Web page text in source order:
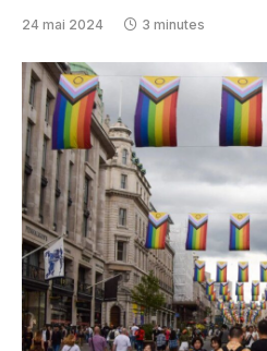
24 mai 2024 3 minutes